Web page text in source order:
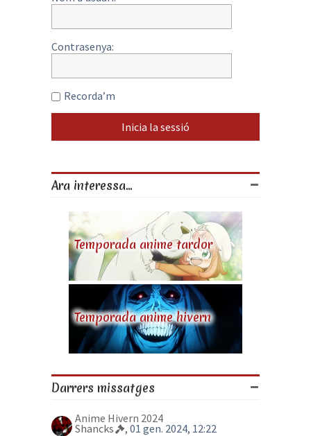
Contrasenya:
Recorda’m
Ara interessa...
Temporada anime tardor
Temporada anime hivern
Darrers missatges
Anime Hivern 2024
Shancks
, 01 gen. 2024, 12:22